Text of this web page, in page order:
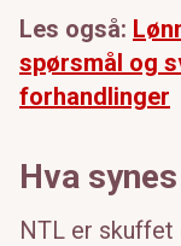
Les også:
spørsmål og
forhandlinger
Hva
NTL er skuffet